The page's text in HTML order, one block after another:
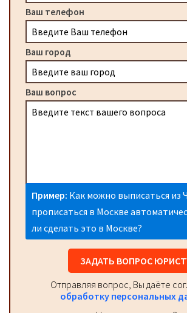
Ваш телефон
Ваш город
Ваш вопрос
Пример: Как можно выписаться из
прописаться в Москве
ли сделать это в Москве?
ЗАДАТЬ ВОПРОС
Отправляя вопрос, Вы даёте
обработку персональных